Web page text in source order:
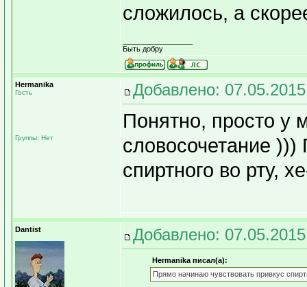
сложилось, а
Быть добру
Hermanika
Гость
Группы: Нет
Добавлено:
Понятно, просто у
словосочетание )))
спиртного во рту,
Dantist Добавлено:
Hermanika писал(а):
Прямо начинаю чувствовать привкус